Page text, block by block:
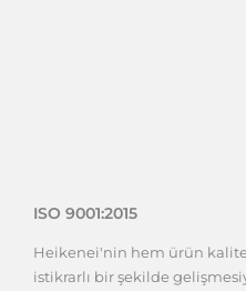
ISO 9001:2015
Heikenei'nin hem ürün
istikrarlı bir şekilde